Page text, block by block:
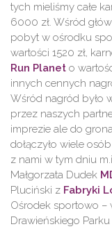
tych mieliśmy całe
6000 zł. Wśród
pobyt w ośrodku
wartości 1520 zł,
Run Planet o
innych cennych
Wśród nagród było
przez naszych
imprezie ale do
dołączyło wiele
z nami w tym dniu
Małgorzata Dudek
Pluciński z Fabryki
Ośrodek sportowo
Drawieńskiego